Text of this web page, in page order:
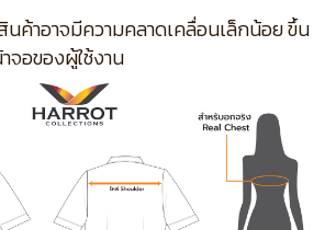
ค้าอาจมีความคลาดเคลื่อนเล็กน้อย ขึ้น
จอของผู้ใช้งาน